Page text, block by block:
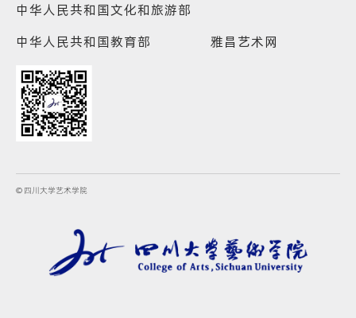
中华人民共和国文化和旅游部
中华人民共和国教育部
雅昌艺术网
© 四川大学艺术学院